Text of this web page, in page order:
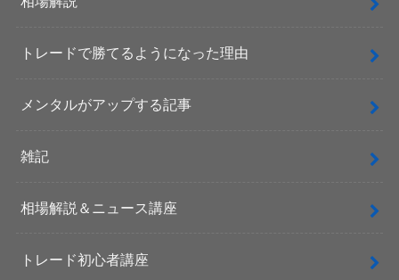
トレードで勝てるようになった理由
メンタルがアップする記事
雑記
相場解説＆ニュース講座
トレード初心者講座